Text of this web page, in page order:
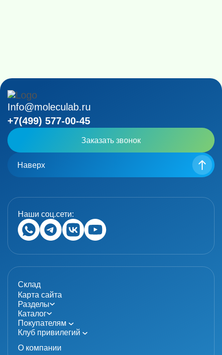
Info@moleculab.ru
+7(499) 577-00-45
Заказать звонок
Наверх
Наши соц.сети:
Склад
Карта сайта
Разделы
Каталог
Покупателям
Клуб привилегий
О компании